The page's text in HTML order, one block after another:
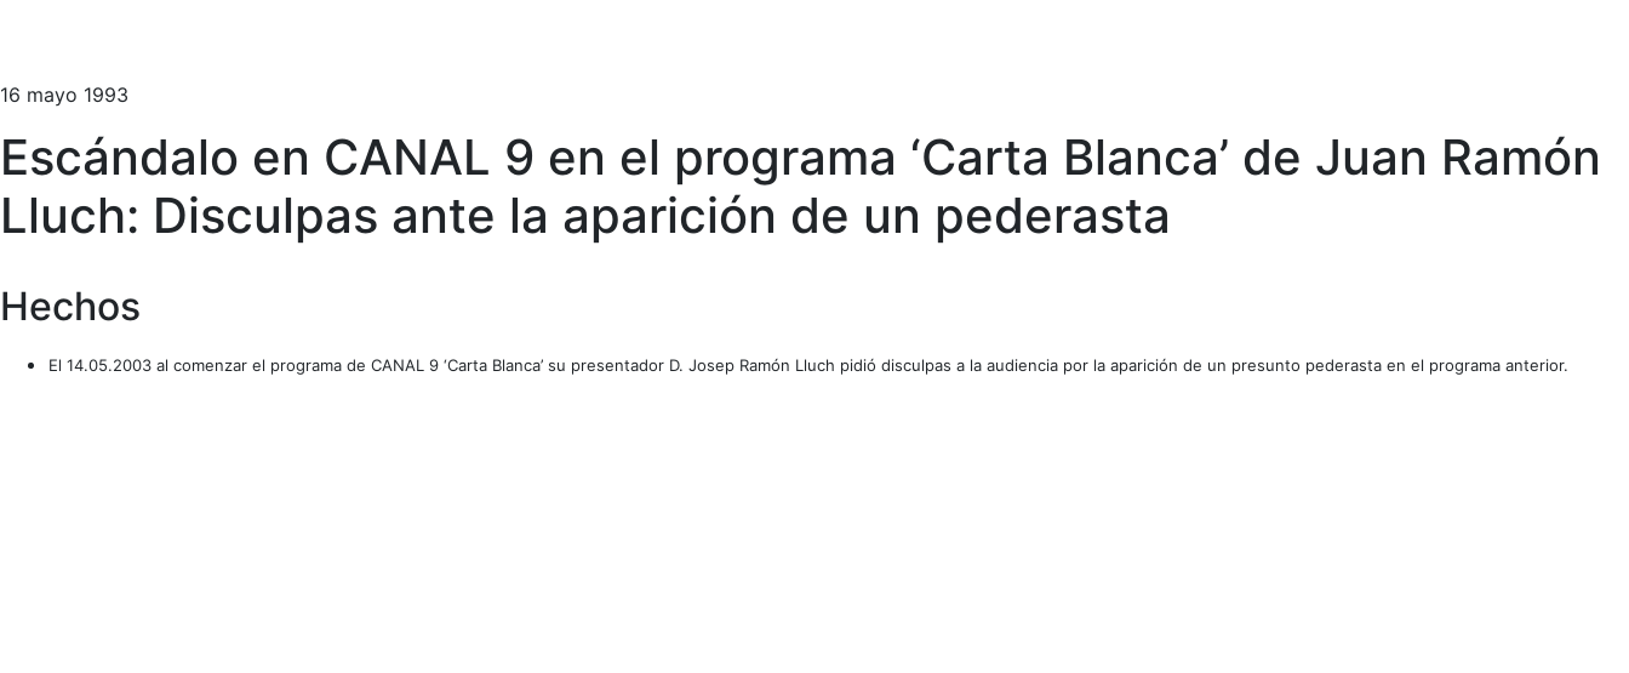
16 mayo 1993
Escándalo en CANAL 9 en el programa ‘Carta Blanca’ de Juan Ramón
Lluch: Disculpas ante la aparición de un pederasta
Hechos
El 14.05.2003 al comenzar el programa de CANAL 9 ‘Carta Blanca’ su presentador D. Josep Ramón Lluch pidió disculpas a la audiencia por la aparición de un presunto pederasta en el programa anterior.